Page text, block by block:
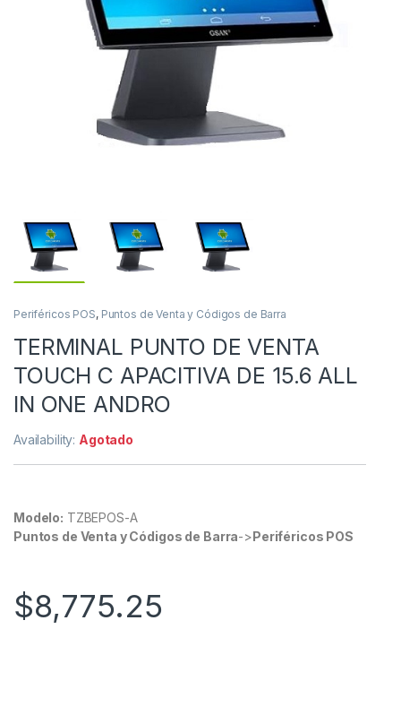
Periféricos POS, Puntos de Venta y Códigos de Barra
TERMINAL PUNTO DE VENTA
TOUCH C APACITIVA DE 15.6 ALL
IN ONE ANDRO
Availability: Agotado
Modelo: TZBEPOS-A
Puntos de Venta y Códigos de Barra-> Periféricos POS
$8,775.25